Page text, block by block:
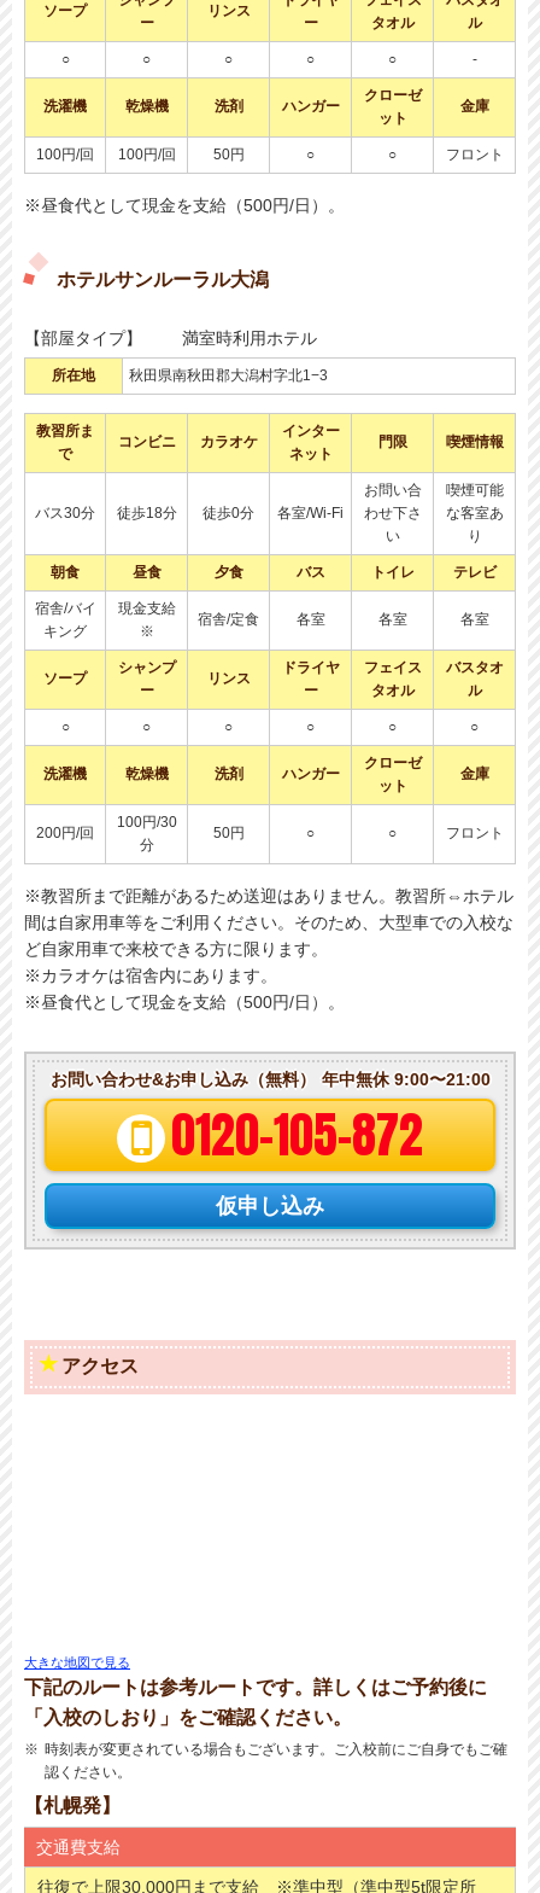
ソープ
ー
リンス
ー
タオル
ル
○ ○ ○ ○ ○ -
洗濯機 乾燥機 洗剤 ハンガー
クローゼ
ット
金庫
100円/回 100円/回 50円 ○ ○ フロント
※昼食代として現金を支給（500円/日）。
ホテルサンルーラル大潟
【部屋タイプ】 満室時利用ホテル
所在地 秋田県南秋田郡大潟村字北1−3
教習所ま
で
コンビニ カラオケ
インター
ネット
門限 喫煙情報
バス30分 徒歩18分 徒歩0分 各室/Wi-Fi
お問い合
わせ下さ
い
喫煙可能
な客室あ
り
朝食 昼食 夕食 バス トイレ テレビ
宿舎/バイ
キング
現金支給
※
宿舎/定食 各室 各室 各室
ソープ
シャンプ
ー
リンス
ドライヤ
ー
フェイス
タオル
バスタオ
ル
○ ○ ○ ○ ○ ○
洗濯機 乾燥機 洗剤 ハンガー
クローゼ
ット
金庫
200円/回
100円/30
分
50円 ○ ○ フロント
※教習所まで距離があるため送迎はありません。教習所⇔ホテル
間は自家用車等をご利用ください。そのため、大型車での入校な
ど自家用車で来校できる方に限ります。
※カラオケは宿舎内にあります。
※昼食代として現金を支給（500円/日）。
お問い合わせ&お申し込み（無料） 年中無休 9:00〜21:00
0120-105-872
仮申し込み
アクセス
大きな地図で見る
下記のルートは参考ルートです。詳しくはご予約後に
「入校のしおり」をご確認ください。
時刻表が変更されている場合もございます。ご入校前にご自身でもご確
認ください。
【札幌発】
交通費支給
往復で上限30,000円まで支給 ※準中型（準中型5t限定所